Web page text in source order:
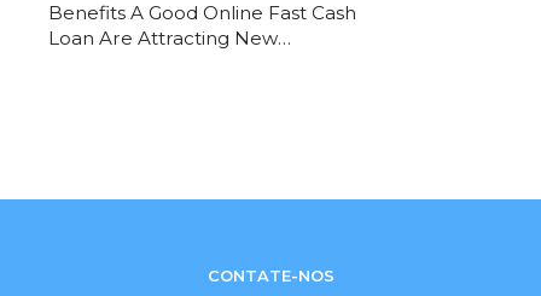
Benefits A Good Online Fast Cash
Loan Are Attracting New
CONTATE-NOS